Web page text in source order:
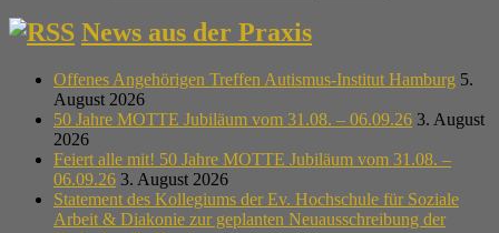
News aus der Praxis
Offenes Angehörigen Treffen Autismus-Institut Hamburg 5.
August 2026
50 Jahre MOTTE Jubiläum vom 31.08. – 06.09.26 3. August
2026
Feiert alle mit! 50 Jahre MOTTE Jubiläum vom 31.08. –
06.09.26 3. August 2026
Statement des Kollegiums der Ev. Hochschule für Soziale
Arbeit & Diakonie zur geplanten Neuausschreibung der